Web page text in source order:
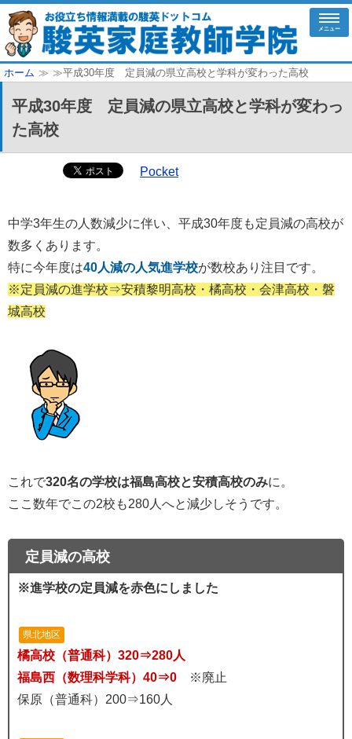
メニュー
ホーム ≫ ≫平成30年度 定員減の県立高校と学科が変わった高校
平成30年度 定員減の県立高校と学科が変わっ
た高校
Pocket
中学3年生の人数減少に伴い、平成30年度も定員減の高校が
数多くあります。
特に今年度は40人減の人気進学校が数校あり注目です。
※定員減の進学校⇒安積黎明高校・橘高校・会津高校・磐
城高校
これで320名の学校は福島高校と安積高校のみに。
ここ数年でこの2校も280人へと減少しそうです。
定員減の高校
※進学校の定員減を赤色にしました
県北地区
橘高校（普通科）320⇒280人
福島西（数理科学科）40⇒0 ※廃止
保原（普通科）200⇒160人